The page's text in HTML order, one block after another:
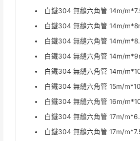
白鐵304 無縫六角管 14m/
白鐵304 無縫六角管 14m/
白鐵304 無縫六角管 14m/
白鐵304 無縫六角管 14m/
白鐵304 無縫六角管 14m/
白鐵304 無縫六角管 15m/
白鐵304 無縫六角管 16m/
白鐵304 無縫六角管 17m/
白鐵304 無縫六角管 17m/